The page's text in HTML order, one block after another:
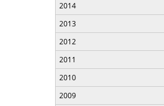
2014
2013
2012
2011
2010
2009